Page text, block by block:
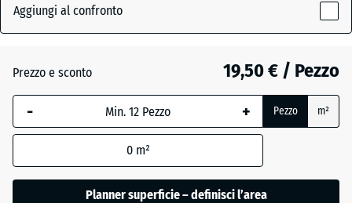
+ 1,10 €
Aggiungi al confronto
Prezzo e sconto 19,50 € / Pezzo
- + Pezzo m²
0 m²
Planner superficie – definisci l’area